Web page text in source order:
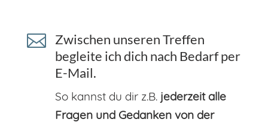
 Zwischen unseren Treffen
begleite ich dich nach Bedarf per
E-Mail.
So kannst du dir z.B. jederzeit alle
Fragen und Gedanken von der